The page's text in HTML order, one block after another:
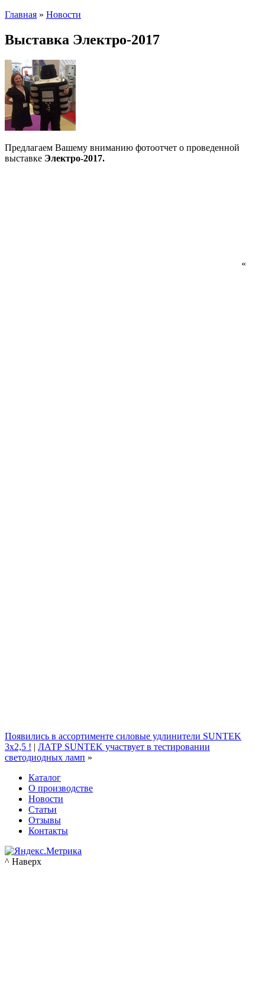
Главная » Новости
Выставка Электро-2017
Предлагаем Вашему вниманию фотоотчет о проведенной
выставке Электро-2017.
«
Появились в ассортименте силовые удлинители SUNTEK
3x2,5 ! | ЛАТР SUNTEK участвует в тестировании
светодиодных ламп »
Каталог
О производстве
Новости
Статьи
Отзывы
Контакты
^ Наверх